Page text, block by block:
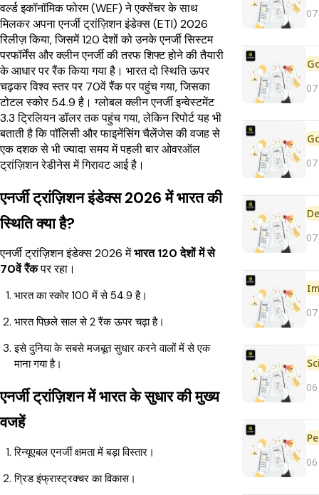
वर्ल्ड इकॉनॉमिक फोरम (WEF) ने एक्सेंचर के साथ
मिलकर अपना एनर्जी ट्रांज़िशन इंडेक्स (ETI) 2026
रिलीज़ किया, जिसमें 120 देशों को उनके एनर्जी सिस्टम
परफॉर्मेंस और क्लीन एनर्जी की तरफ शिफ्ट होने की तैयारी
के आधार पर रैंक किया गया है। भारत दो स्थिति ऊपर
चढ़कर विश्व स्तर पर 70वें रैंक पर पहुंच गया, जिसका
टोटल स्कोर 54.9 है। ग्लोबल क्लीन एनर्जी इन्वेस्टमेंट
3.3 ट्रिलियन डॉलर तक पहुंच गया, लेकिन रिपोर्ट यह भी
बताती है कि पॉलिसी और फाइनेंसिंग चैलेंजेस की वजह से
एक दशक से भी ज्यादा समय में पहली बार ओवरऑल
ट्रांज़िशन रेडीनेस में गिरावट आई है।
एनर्जी ट्रांज़िशन इंडेक्स 2026 में भारत की
स्थिति क्या है?
एनर्जी ट्रांज़िशन इंडेक्स 2026 मेंभारत 120 देशों में से
70वें रैंकपर रहा।
भारत का स्कोर 100 में से 54.9 है।
भारत पिछले साल से 2 रैंक ऊपर चढ़ा है।
इसे दुनिया के सबसे मजबूत सुधार करने वालों में से एक
माना गया है।
एनर्जी ट्रांज़िशन में भारत के सुधार की मुख्य
वजहें
रिन्यूएबल एनर्जी क्षमता में बड़ा विस्तार।
ग्रिड इंफ्रास्ट्रक्चर का विकास।